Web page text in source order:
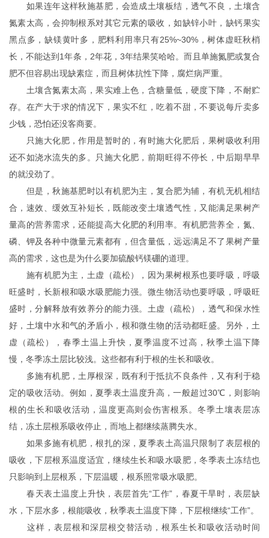
如果连年这样秋施基肥，会造成土壤板结，透气不良，土壤含
氮素太高，会抑制根系对其它元素的吸收，如缺锌小叶，缺钙果实
黑点多，缺镁黄叶多，肥料利用率只有25%~30%，树体虚旺秋梢
长，不能达到1年条，2年花，3年结果笑哈哈。而且单施氮肥或复合
肥不但容易出现缺素症，而且树体抗性下降，腐烂病严重。
土壤含氮素太高，果实难上色，含糖量低，硬度下降，不耐贮
存。在产大于求的情况下，果实不红，吃着不甜，不要说每斤卖多
少钱，恐怕还没客商要。
只施大化肥，作用是暂时的，有时施大化肥后，果树吸收利用
还不如浇水流失的多。只施大化肥，前期旺得不停长，中后期早早
的就没劲了。
但是，秋施基肥时以有机肥为主，复合肥为辅，有机无机相结
合，速效、缓效互补短长，既能改变土壤透气性，又能满足果树产
量高的营养需求，还能提高大化肥的利用率。有机肥营养全，氮、
磷、钾及各种中微量元素都有，但含量低，远远满足不了果树产量
高的需求，这也是为什么要加硫酸钙镁硼的道理。
施有机肥为主，土虚（疏松），因为果树根系也要呼吸，呼吸
旺盛时，长新根和吸水吸肥能力强。微生物活动也要呼吸，呼吸旺
盛时，分解释放有效养分的能力强。土虚（疏松），透气和保水性
好，土壤中水和气的矛盾小，根和微生物的活动都旺盛。另外，土
虚（疏松），春季土温上升快，夏季温度不过高，秋季土温下降
慢，冬季冻土层比较浅。这些都有利于根的生长和吸收。
多施有机肥，土厚根深，既有利于抵抗不良条件，又有利于稳
定的吸收活动。例如，夏季表土温度升高，一般超过30℃，则影响
根的生长和吸收活动，温度更高则会伤害根系。冬季土壤表层冻
结，冻土层根系吸收停止，而地上都继续蒸腾失水。
如果多施有机肥，根扎的深，夏季表土高温只限制了表层根的
吸收，下层根系温度适宜，继续生长和吸水吸肥，冬季表土冻结也
只影响到上层根系，下层温暖，根系照常吸水吸肥。
春天表土温度上升快，表层首先“工作”，春夏干旱时，表层缺
水，下层水多，根能吸收，秋季表土温度下降，下层根继续“工作”。
这样，表层根和深层根交替活动，根系生长和吸收活动时间